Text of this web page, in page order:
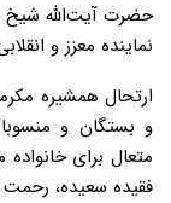
حضرت آیت‌الله
نماینده معزز و
‌ارتحال همشیره
و بستگان و
متعال برای
فقیده سعیده،